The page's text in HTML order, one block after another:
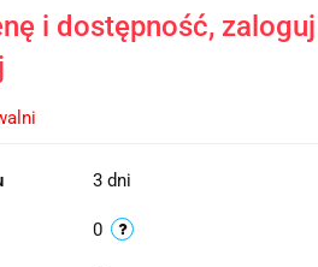
i dostępność,
3 dni
0